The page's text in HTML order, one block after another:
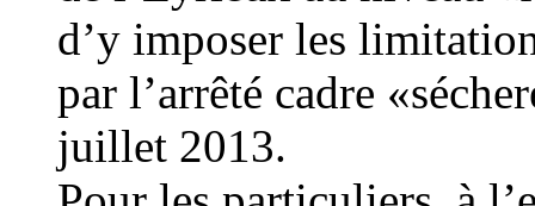
d’y imposer les
par l’arrêté cadre
juillet 2013.